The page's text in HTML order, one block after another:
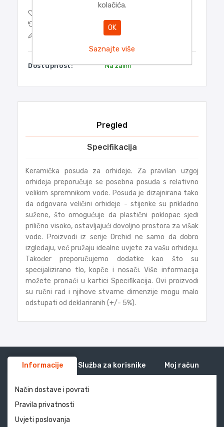
DODAJTE POPISU ZA USPOREDBU
POŠALJITE E-MAIL PRIJATELJU
Dostupnost: Na zalihi
Pregled
Specifikacija
Keramička posuda za orhideje. Za pravilan uzgoj
orhideja preporučuje se posebna posuda s relativno
velikim spremnikom vode. Posuda je dizajnirana tako
da odgovara veličini orhideje - stijenke su prikladno
sužene, što omogućuje da plastični poklopac sjedi
prilično visoko, ostavljajući dovoljno prostora za višak
vode. Proizvodi iz serije Orchid ne samo da dobro
izgledaju, već pružaju idealne uvjete za vašu orhideju.
Također preporučujemo dodatke kao što su
specijalizirano tlo, kopče i nosači. Više informacija
možete pronaći u kartici Specifikacija. Ovi proizvodi
su ručni rad i njihove stvarne dimenzije mogu malo
odstupati od deklariranih (+/- 5%).
Informacije Služba za korisnike Moj račun
Način dostave i povrati
Pravila privatnosti
Uvjeti poslovanja
kolačića.
OK
Saznajte više